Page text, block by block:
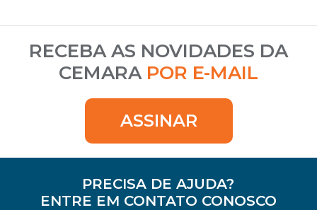
RECEBA AS NOVIDADES DA
CEMARA POR E-MAIL
ASSINAR
PRECISA DE AJUDA?
ENTRE EM CONTATO CONOSCO